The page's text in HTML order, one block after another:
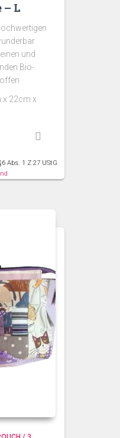
– L
und
Bio-
x 22cm x
Abs. 1 Z 27 UStG